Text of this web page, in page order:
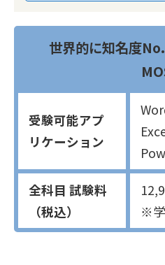
世界的に知名度
受験可能アプ
リケーション
全科目 試験料
（税込）
※